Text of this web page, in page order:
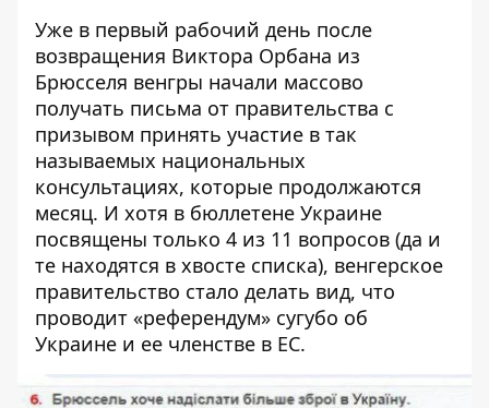
Уже в первый рабочий день после
возвращения Виктора Орбана из
Брюсселя венгры начали массово
получать письма от правительства с
призывом принять участие в так
называемых национальных
консультациях, которые продолжаются
месяц. И хотя в бюллетене Украине
посвящены только 4 из 11 вопросов (да и
те находятся в хвосте списка), венгерское
правительство стало делать вид, что
проводит «референдум» сугубо об
Украине и ее членстве в ЕС.